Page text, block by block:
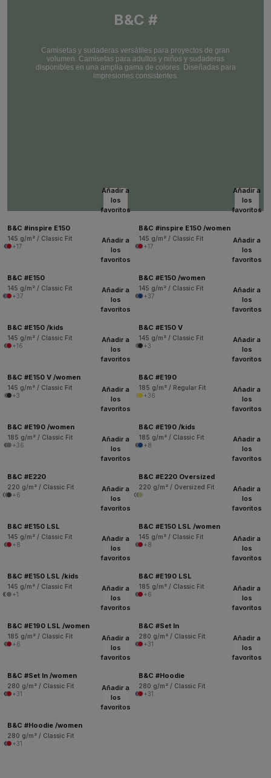
B&C #
Camisetas y sudaderas versátiles para proyectos de gran
volumen. Camisetas para adultos y niños y sudaderas
disponibles en una amplia gama de colores. Diseñadas para
impresiones consistentes.
Añadir a
los
favoritos
B&C #inspire E150
145 g/m² / Classic Fit
+17
Añadir a
los
favoritos
B&C #inspire E150 /women
145 g/m² / Classic Fit
+17
Añadir a
los
favoritos
B&C #E150
145 g/m² / Classic Fit
+37
Añadir a
los
favoritos
B&C #E150 /women
145 g/m² / Classic Fit
+37
Añadir a
los
favoritos
B&C #E150 /kids
145 g/m² / Classic Fit
+16
Añadir a
los
favoritos
B&C #E150 V
145 g/m² / Classic Fit
+3
Añadir a
los
favoritos
B&C #E150 V /women
145 g/m² / Classic Fit
+3
Añadir a
los
favoritos
B&C #E190
185 g/m² / Regular Fit
+36
Añadir a
los
favoritos
B&C #E190 /women
185 g/m² / Classic Fit
+36
Añadir a
los
favoritos
B&C #E190 /kids
185 g/m² / Classic Fit
+8
Añadir a
los
favoritos
B&C #E220
220 g/m² / Classic Fit
+6
Añadir a
los
favoritos
B&C #E220 Oversized
220 g/m² / Oversized Fit
Añadir a
los
favoritos
B&C #E150 LSL
145 g/m² / Classic Fit
+8
Añadir a
los
favoritos
B&C #E150 LSL /women
145 g/m² / Classic Fit
+8
Añadir a
los
favoritos
B&C #E150 LSL /kids
145 g/m² / Classic Fit
+1
Añadir a
los
favoritos
B&C #E190 LSL
185 g/m² / Classic Fit
+6
Añadir a
los
favoritos
B&C #E190 LSL /women
185 g/m² / Classic Fit
+6
Añadir a
los
favoritos
B&C #Set In
280 g/m² / Classic Fit
+31
Añadir a
los
favoritos
B&C #Set In /women
280 g/m² / Classic Fit
+31
Añadir a
los
favoritos
B&C #Hoodie
280 g/m² / Classic Fit
+31
Añadir a
los
favoritos
B&C #Hoodie /women
280 g/m² / Classic Fit
+31